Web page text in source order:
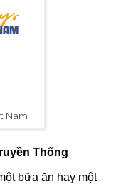
Nam
Thống
bữa ăn hay một